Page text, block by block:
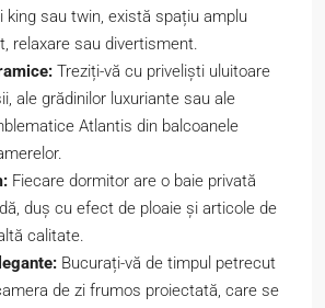
king sau twin, există spațiu amplu
relaxare sau divertisment.
Treziți-vă cu priveliști uluitoare
ale grădinilor luxuriante sau ale
Atlantis din balcoanele
Fiecare dormitor are o baie privată
duș cu efect de ploaie și articole de
calitate.
Bucurați-vă de timpul petrecut
de zi frumos proiectată, care se